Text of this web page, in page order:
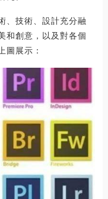
、技術、設計充分融
和創意，以及對各個
圖展示：